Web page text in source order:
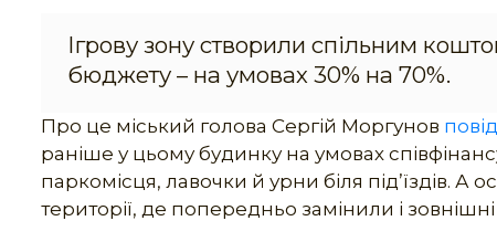
Ігрову зону створили спільним
бюджету – на умовах 30% на 70%.
Про це міський голова Сергій Моргунов
раніше у цьому будинку на умовах
паркомісця, лавочки й урни біля під’їздів.
території, де попередньо замінили і